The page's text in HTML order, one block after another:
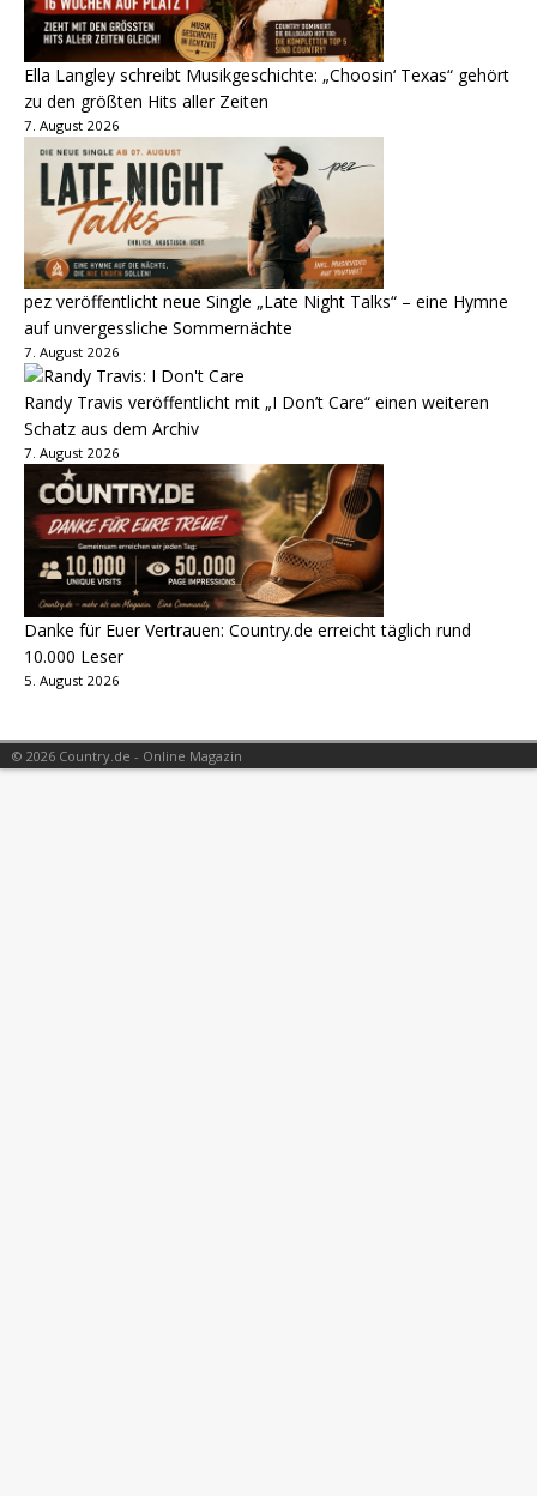
Ella Langley schreibt Musikgeschichte: „Choosin‘ Texas“ gehört
zu den größten Hits aller Zeiten
7. August 2026
pez veröffentlicht neue Single „Late Night Talks“ – eine Hymne
auf unvergessliche Sommernächte
7. August 2026
Randy Travis veröffentlicht mit „I Don’t Care“ einen weiteren
Schatz aus dem Archiv
7. August 2026
Danke für Euer Vertrauen: Country.de erreicht täglich rund
10.000 Leser
5. August 2026
© 2026 Country.de - Online Magazin